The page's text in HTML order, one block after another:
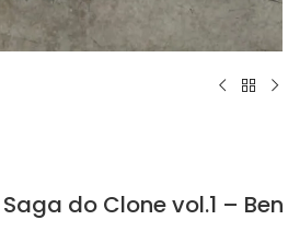
do Clone vol.1 – Ben